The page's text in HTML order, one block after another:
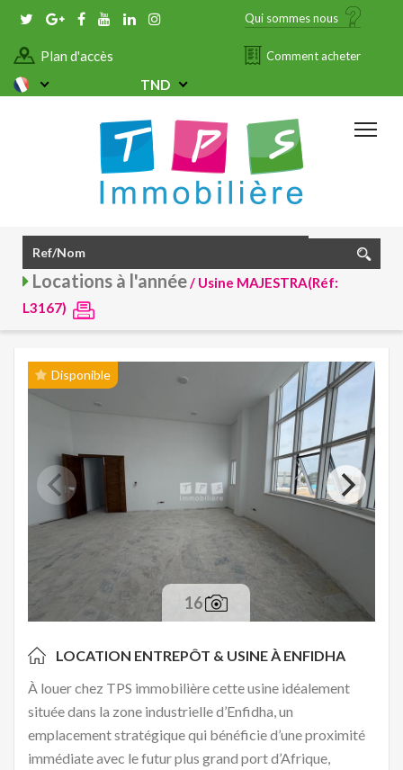
Qui sommes nous
Plan d'accès Comment acheter
TND
Locations à l'année/ Usine MAJESTRA(Réf:
L3167)
Disponible
16
LOCATION ENTREPÔT & USINE À ENFIDHA
À louer chez TPS immobilière cette usine idéalement
située dans la zone industrielle d’Enfidha, un
emplacement stratégique qui bénéficie d’une proximité
immédiate avec le futur plus grand port d’Afrique,